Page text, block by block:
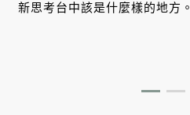
新思考台中該是什麼樣的地方。